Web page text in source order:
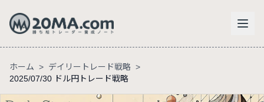
ホーム > デイリートレード戦略 >
2025/07/30 ドル円トレード戦略